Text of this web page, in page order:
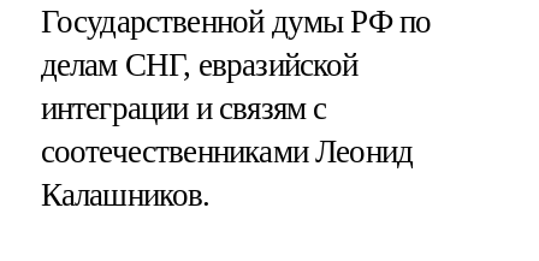
Государственной думы РФ по
делам СНГ, евразийской
интеграции и связям с
соотечественниками Леонид
Калашников.